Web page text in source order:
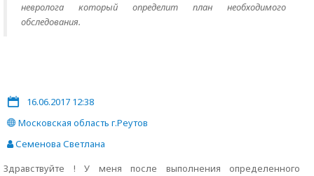
невролога который определит план необходимого
обследования.
16.06.2017 12:38
Московская область г.Реутов
Семенова Светлана
Здравствуйте ! У меня после выполнения определенного